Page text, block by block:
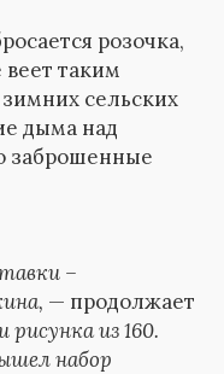
розочка,
веет таким
сельских
дыма над
заброшенные
–
— продолжает
рисунка из 160.
набор